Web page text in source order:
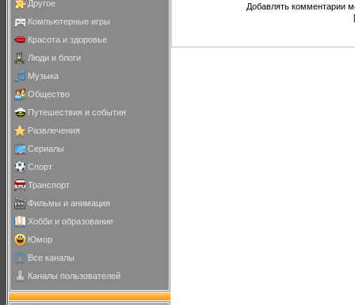
Другое
Компьютерные игры
Красота и здоровье
Люди и блоги
Музыка
Общество
Путешествия и события
Развлечения
Сериалы
Спорт
Транспорт
Фильмы и анимация
Хобби и образование
Юмор
Все каналы
Каналы пользователей
Добавлять комментарии